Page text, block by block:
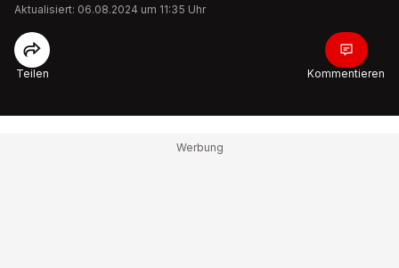
Aktualisiert: 06.08.2024 um 11:35 Uhr
Teilen Kommentieren